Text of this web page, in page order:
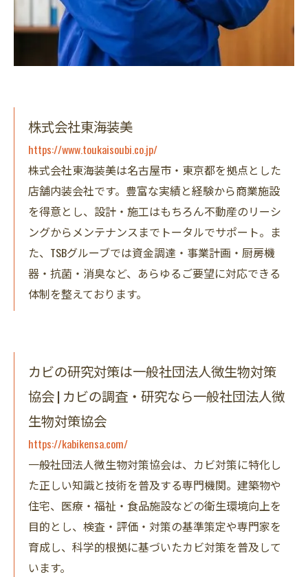
株式会社東海装美
https://www.toukaisoubi.co.jp/
株式会社東海装美は名古屋市・東京都を拠点とした
店舗内装会社です。豊富な実績と経験から商業施設
を得意とし、設計・施工はもちろん不動産のリーシ
ングからメンテナンスまでトータルでサポート。ま
た、TSBグルーブでは資金調達・事業計画・厨房機
器・抗菌・消臭など、あらゆるご要望に対応できる
体制を整えております。
カビの研究対策は一般社団法人微生物対策
協会 | カビの調査・研究なら一般社団法人微
生物対策協会
https://kabikensa.com/
一般社団法人微生物対策協会は、カビ対策に特化し
た正しい知識と技術を普及する専門機関。建築物や
住宅、医療・福祉・食品施設などの衛生環境向上を
目的とし、検査・評価・対策の基準策定や専門家を
育成し、科学的根拠に基づいたカビ対策を普及して
います。